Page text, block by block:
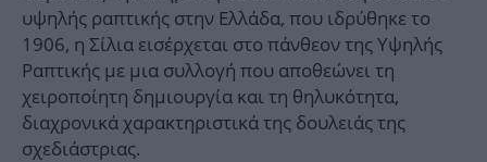
υψηλής ραπτικής στην Ελλάδα, που ιδρύθηκε το
1906, η Σίλια εισέρχεται στο πάνθεον της Υψηλής
Ραπτικής με μια συλλογή που αποθεώνει τη
χειροποίητη δημιουργία και τη θηλυκότητα,
διαχρονικά χαρακτηριστικά της δουλειάς της
σχεδιάστριας.